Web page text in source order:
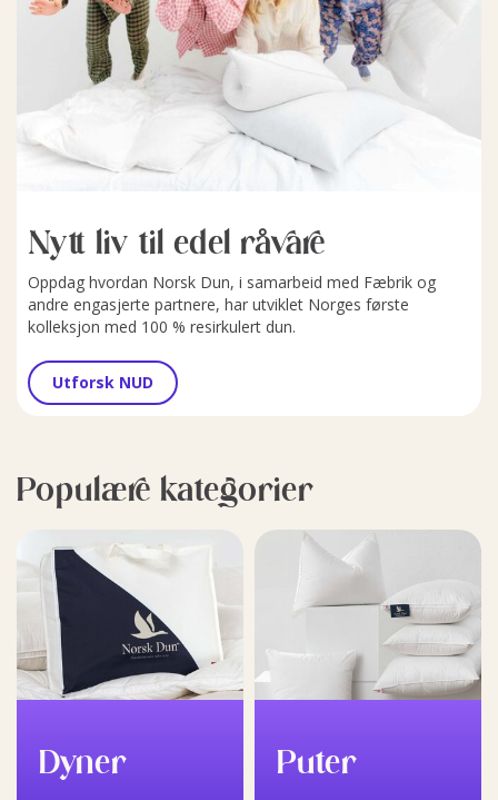
Nytt liv til edel råvare
Oppdag hvordan Norsk Dun, i samarbeid med Fæbrik og
andre engasjerte partnere, har utviklet Norges første
kolleksjon med 100 % resirkulert dun.
Utforsk NUD
Populære kategorier
Dyner Puter